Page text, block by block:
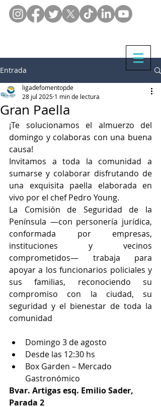
Entrada
Gran Paella
ligadefomentopde
28 jul 2025 1 min de lectura
¡Te solucionamos el almuerzo del
domingo y colaboras con una buena
causa!
Invitamos a toda la comunidad a
sumarse y colaborar disfrutando de
una exquisita paella elaborada en
vivo por el chef Pedro Young.
La Comisión de Seguridad de la
Península —con personería jurídica,
conformada por empresas,
instituciones y vecinos
comprometidos— trabaja para
apoyar a los funcionarios policiales y
sus familias, reconociendo su
compromiso con la ciudad, su
seguridad y el bienestar de toda la
comunidad
Domingo 3 de agosto
Desde las 12:30 hs
Box Garden – Mercado
Gastronómico
Bvar. Artigas esq. Emilio Sader,
Parada 2